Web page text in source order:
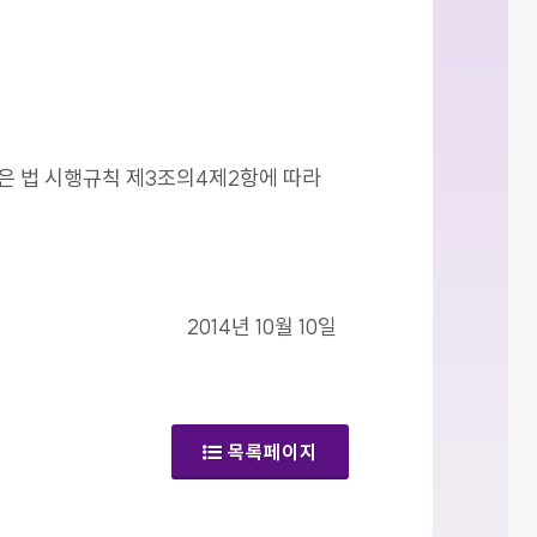
법 시행규칙 제3조의4제2항에 따라
2014년 10월 10일
목록페이지